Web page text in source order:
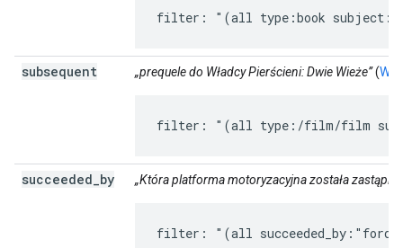
filter: "(all type:book
subsequent „prequele do Władcy Pierścieni: Dwie Wieże”(
filter: "(all type:/film/film
succeeded by „Która platforma motoryzacyjna została
filter: "(all succeeded_by:"ford